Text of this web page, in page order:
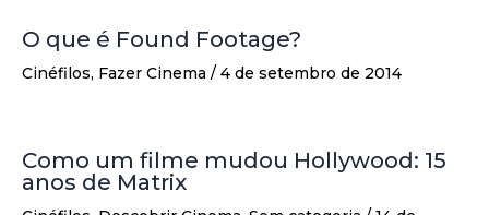
O que é Found Footage?
Cinéfilos, Fazer Cinema / 4 de setembro de 2014
Como um filme mudou Hollywood: 15
anos de Matrix